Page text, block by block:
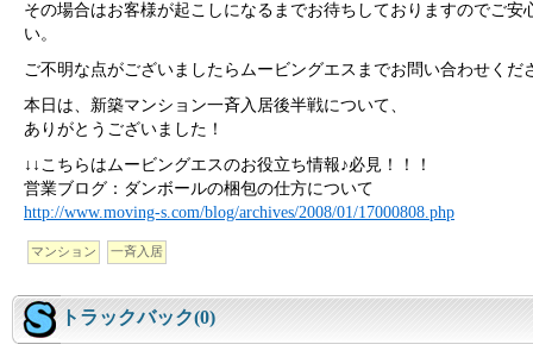
その場合はお客様が起こしになるまでお待ちしておりますのでご安
い。
ご不明な点がございましたらムービングエスまでお問い合わせくだ
本日は、新築マンション一斉入居後半戦について、
ありがとうございました！
↓↓こちらはムービングエスのお役立ち情報♪必見！！！
営業ブログ：ダンボールの梱包の仕方について
http://www.moving-s.com/blog/archives/2008/01/17000808.php
マンション 一斉入居
トラックバック(0)